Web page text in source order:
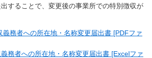
することで、変更後の事業所での特別徴収が
義務者への所在地・名称変更届出書 [PDFファ
務者への所在地・名称変更届出書 [Excelファ